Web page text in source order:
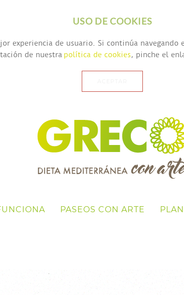
USO DE COOKIES
experiencia de usuario. Si continúa
de nuestra política de cookies, pinche el
PASEOS CON ARTE